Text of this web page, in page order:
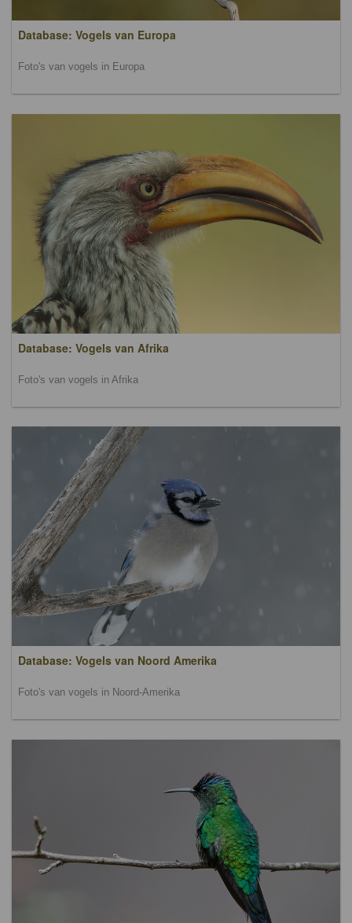
Database: Vogels van Europa
Foto's van vogels in Europa
Database: Vogels van Afrika
Foto's van vogels in Afrika
Database: Vogels van Noord Amerika
Foto's van vogels in Noord-Amerika